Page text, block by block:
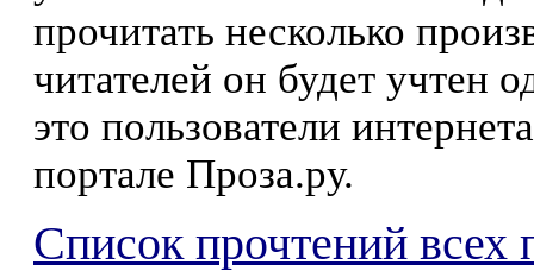
прочитать несколько
читателей он будет учтен
это пользователи
портале Проза.ру.
Список прочтений всех